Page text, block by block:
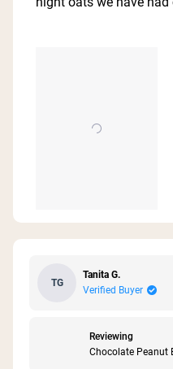
stars
TG
Tanita G.
Verified Buyer
Reviewing
Chocolate Peanut